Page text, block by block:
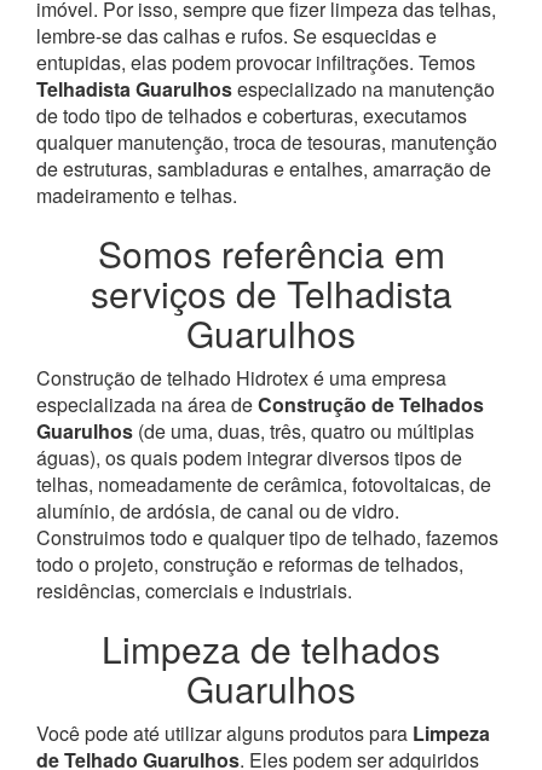
imóvel. Por isso, sempre que fizer limpeza das telhas,
lembre-se das calhas e rufos. Se esquecidas e
entupidas, elas podem provocar infiltrações. Temos
Telhadista Guarulhosespecializado na manutenção
de todo tipo de telhados e coberturas, executamos
qualquer manutenção, troca de tesouras, manutenção
de estruturas, sambladuras e entalhes, amarração de
madeiramento e telhas.
Somos referência em
serviços de Telhadista
Guarulhos
Construção de telhado Hidrotex é uma empresa
especializada na área deConstrução de Telhados
Guarulhos (de uma, duas, três, quatro ou múltiplas
águas), os quais podem integrar diversos tipos de
telhas, nomeadamente de cerâmica, fotovoltaicas, de
alumínio, de ardósia, de canal ou de vidro.
Construimos todo e qualquer tipo de telhado, fazemos
todo o projeto, construção e reformas de telhados,
residências, comerciais e industriais.
Limpeza de telhados
Guarulhos
Você pode até utilizar alguns produtos para Limpeza
de Telhado Guarulhos. Eles podem ser adquiridos